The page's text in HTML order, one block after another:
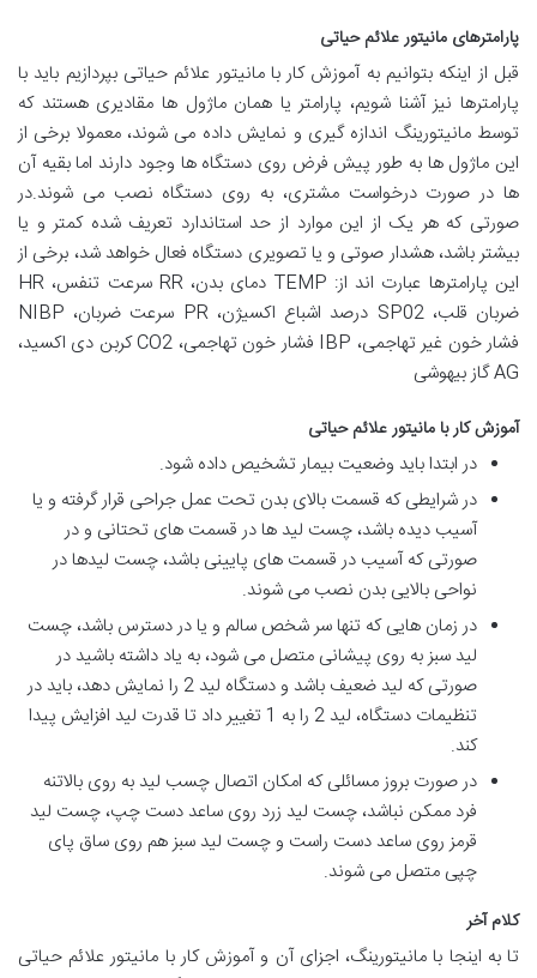
پارامترهای مانیتور علائم حیاتی
قبل از اینکه بتوانیم به آموزش کار با مانیتور علائم حیاتی بپردازیم باید با
پارامترها نیز آشنا شویم، پارامتر یا همان ماژول ها مقادیری هستند که
توسط مانیتورینگ اندازه گیری و نمایش داده می شوند، معمولا برخی از
این ماژول ها به طور پیش فرض روی دستگاه ها وجود دارند اما بقیه آن
ها در صورت درخواست مشتری، به روی دستگاه نصب می شوند.در
صورتی که هر یک از این موارد از حد استاندارد تعریف شده کمتر و یا
بیشتر باشد، هشدار صوتی و یا تصویری دستگاه فعال خواهد شد، برخی از
این پارامترها عبارت اند از: TEMP دمای بدن، RR سرعت تنفس، HR
ضربان قلب، SP02 درصد اشباع اکسیژن، PR سرعت ضربان، NIBP
فشار خون غیر تهاجمی، IBP فشار خون تهاجمی، CO2 کربن دی اکسید،
AG گاز بیهوشی
آموزش کار با مانیتور علائم حیاتی
در ابتدا باید وضعیت بیمار تشخیص داده شود.
در شرایطی که قسمت بالای بدن تحت عمل جراحی قرار گرفته و یا
آسیب دیده باشد، چست لید ها در قسمت های تحتانی و در
صورتی که آسیب در قسمت های پایینی باشد، چست لیدها در
نواحی بالایی بدن نصب می شوند.
در زمان هایی که تنها سر شخص سالم و یا در دسترس باشد، چست
لید سبز به روی پیشانی متصل می شود، به یاد داشته باشید در
صورتی که لید ضعیف باشد و دستگاه لید 2 را نمایش دهد، باید در
تنظیمات دستگاه، لید 2 را به 1 تغییر داد تا قدرت لید افزایش پیدا
کند.
در صورت بروز مسائلی که امکان اتصال چسب لید به روی بالاتنه
فرد ممکن نباشد، چست لید زرد روی ساعد دست چپ، چست لید
قرمز روی ساعد دست راست و چست لید سبز هم روی ساق پای
چپی متصل می شوند.
کلام آخر
تا به اینجا با مانیتورینگ، اجزای آن و آموزش کار با مانیتور علائم حیاتی